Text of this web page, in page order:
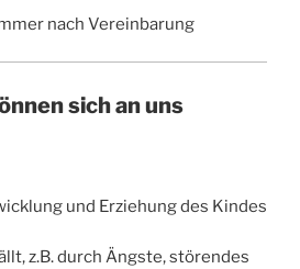
nach Vereinbarung
sich an uns
und Erziehung des Kindes
z.B. durch Ängste, störendes